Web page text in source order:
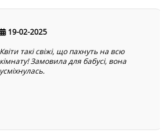
19-02-2025
Квіти такі свіжі, що пахнуть на всю
кімнату! Замовила для бабусі, вона
усміхнулась.